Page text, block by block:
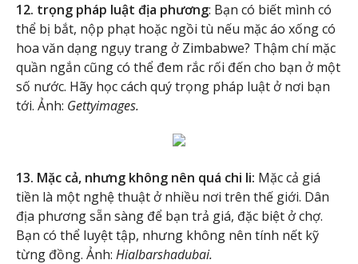
12. trọng pháp luật địa phương: Bạn có biết mình có
thể bị bắt, nộp phạt hoặc ngồi tù nếu mặc áo xống có
hoa văn dạng ngụy trang ở Zimbabwe? Thậm chí mặc
quần ngắn cũng có thể đem rắc rối đến cho bạn ở một
số nước. Hãy học cách quý trọng pháp luật ở nơi bạn
tới. Ảnh: Gettyimages.
13. Mặc cả, nhưng không nên quá chi li: Mặc cả giá
tiền là một nghệ thuật ở nhiều nơi trên thế giới. Dân
địa phương sẵn sàng để bạn trả giá, đặc biệt ở chợ.
Bạn có thể luyệt tập, nhưng không nên tính nết kỹ
từng đồng. Ảnh: Hialbarshadubai.